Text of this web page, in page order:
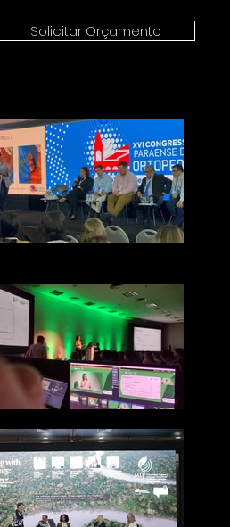
Solicitar Orçamento